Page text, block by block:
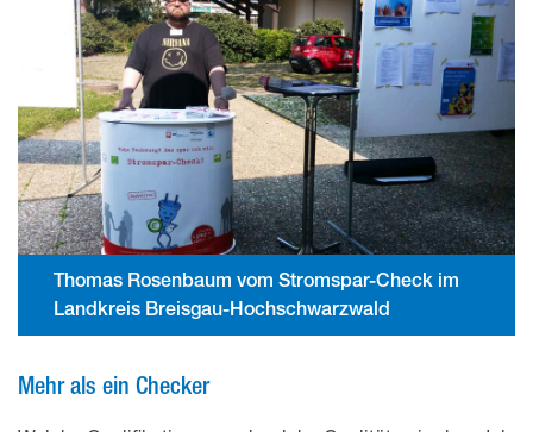
Thomas Rosenbaum vom Stromspar-Check im
Landkreis Breisgau-Hochschwarzwald
Mehr als ein Checker